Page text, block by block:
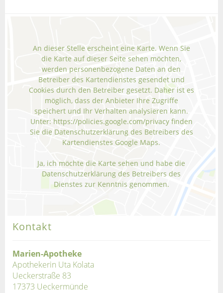
An dieser Stelle erscheint eine Karte. Wenn Sie
die Karte auf dieser Seite sehen möchten,
werden personenbezogene Daten an den
Betreiber des Kartendienstes gesendet und
Cookies durch den Betreiber gesetzt. Daher ist es
möglich, dass der Anbieter Ihre Zugriffe
speichert und Ihr Verhalten analysieren kann.
Unter: https://policies.google.com/privacyfinden
Sie die Datenschutzerklärung des Betreibers des
Kartendienstes Google Maps.
Ja, ich möchte die Karte sehen und habe die
Datenschutzerklärung des Betreibers des
Dienstes zur Kenntnis genommen.
Kontakt
Marien-Apotheke
Apothekerin Uta Kolata
Ueckerstraße 83
17373 Ueckermünde